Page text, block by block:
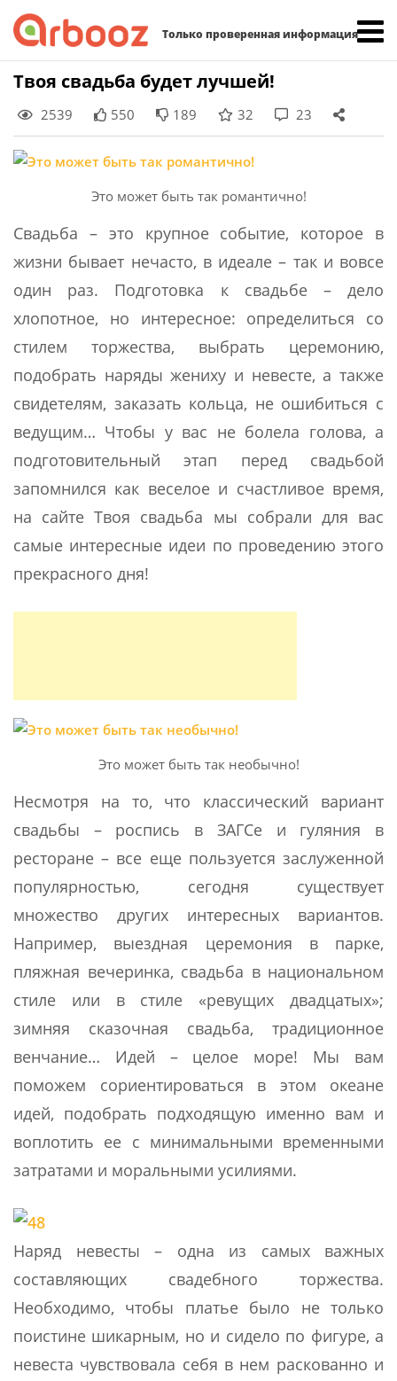
Только проверенная информация
Skip
content
Твоя свадьба будет лучшей!
2539 550 189 32 23
Это может быть так романтично!
Свадьба – это крупное событие, которое в
жизни бывает нечасто, в идеале – так и вовсе
один раз. Подготовка к свадьбе – дело
хлопотное, но интересное: определиться со
стилем торжества, выбрать церемонию,
подобрать наряды жениху и невесте, а также
свидетелям, заказать кольца, не ошибиться с
ведущим… Чтобы у вас не болела голова, а
подготовительный этап перед свадьбой
запомнился как веселое и счастливое время,
на сайте Твоя свадьба мы собрали для вас
самые интересные идеи по проведению этого
прекрасного дня!
Это может быть так необычно!
Несмотря на то, что классический вариант
свадьбы – роспись в ЗАГСе и гуляния в
ресторане – все еще пользуется заслуженной
популярностью, сегодня существует
множество других интересных вариантов.
Например, выездная церемония в парке,
пляжная вечеринка, свадьба в национальном
стиле или в стиле «ревущих двадцатых»;
зимняя сказочная свадьба, традиционное
венчание… Идей – целое море! Мы вам
поможем сориентироваться в этом океане
идей, подобрать подходящую именно вам и
воплотить ее с минимальными временными
затратами и моральными усилиями.
Наряд невесты – одна из самых важных
составляющих свадебного торжества.
Необходимо, чтобы платье было не только
поистине шикарным, но и сидело по фигуре, а
невеста чувствовала себя в нем раскованно и
Найти: